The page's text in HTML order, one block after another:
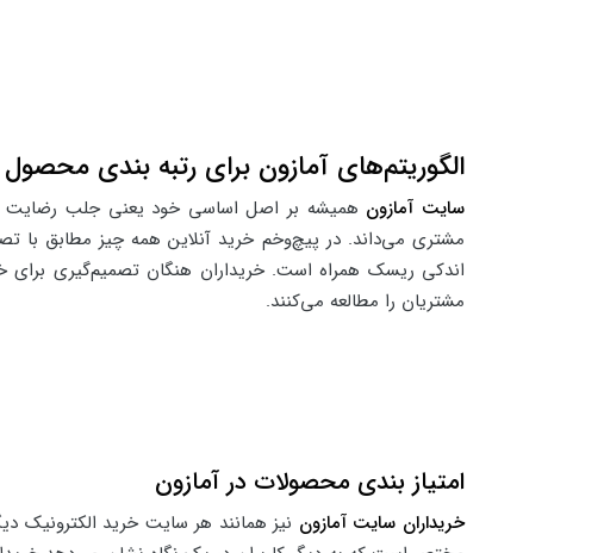
الگوریتم‌های آمازون برای رتبه بندی محصول
سایت آمازون همیشه بر اصل اساسی خود یعنی جلب رضایت
مشتری می‌داند. در پیچ‌و‌خم خرید آنلاین همه چیز مطابق با
اندکی ریسک همراه است. خریداران هنگان تصمیم‌گیری برای
مشتریان را مطالعه می‌کنند.
امتیاز بندی محصولات در آمازون
خریداران سایت آمازون نیز همانند هر سایت خرید الکترونیک